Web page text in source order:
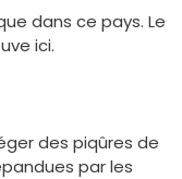
dans ce pays. Le
ici.
des piqûres de
par les